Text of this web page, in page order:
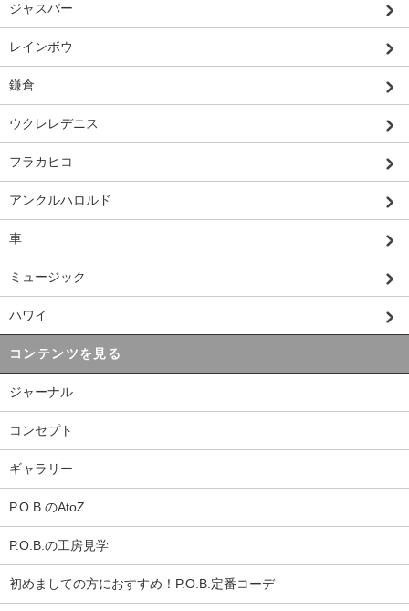
ジャスパー
レインボウ
鎌倉
ウクレレデニス
フラカヒコ
アンクルハロルド
車
ミュージック
ハワイ
コンテンツを見る
ジャーナル
コンセプト
ギャラリー
P.O.B.のAtoZ
P.O.B.の工房見学
初めましての方におすすめ！P.O.B.定番コーデ